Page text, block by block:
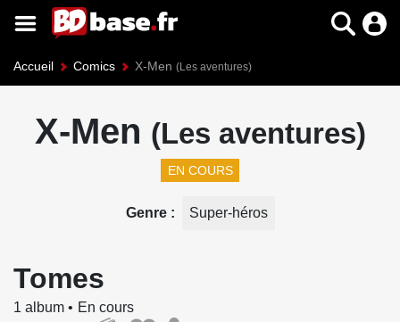
Accueil Comics X-Men (Les aventures)
X-Men (Les aventures)
EN COURS
Genre Super-héros
Tomes
1 album
En cours